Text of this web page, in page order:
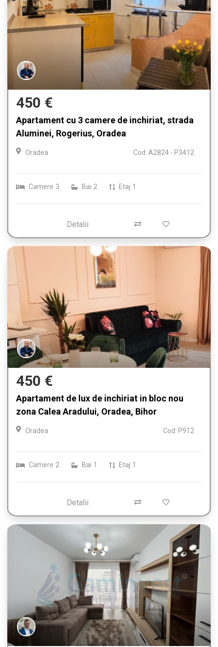
450 €
Apartament cu 3 camere de inchiriat, strada
Aluminei, Rogerius, Oradea
Oradea Cod: A2824 - P3412
Camere 3 Bai 2 Etaj 1
Detalii
450 €
Apartament de lux de inchiriat in bloc nou
zona Calea Aradului, Oradea, Bihor
Oradea Cod: P912
Camere 2 Bai 1 Etaj 1
Detalii